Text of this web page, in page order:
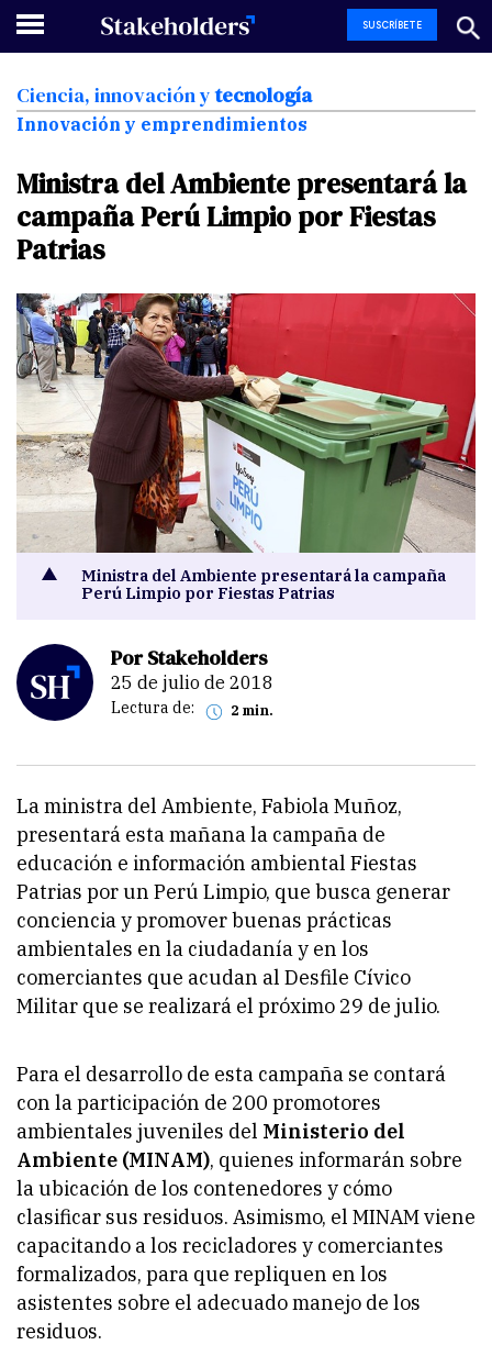
SUSCRÍBETE
Ciencia, innovacióny tecnología
Innovación y emprendimientos
Ministra delAmbiente presentarála
campañaPerúLimpio porFiestas
Patrias
Ministra del Ambiente presentará la campaña
Perú Limpio por Fiestas Patrias
Por Stakeholders
25 de julio de 2018
Lectura de: 2 min.
La ministra del Ambiente, Fabiola Muñoz,
presentará esta mañana la campaña de
educación e información ambiental Fiestas
Patrias por un Perú Limpio, que busca generar
conciencia y promover buenas prácticas
ambientales en la ciudadanía y en los
comerciantes que acudan al Desfile Cívico
Militar que se realizará el próximo 29 de julio.
Para el desarrollo de esta campaña se contará
con la participación de 200 promotores
ambientales juveniles del Ministerio del
Ambiente (MINAM), quienes informarán sobre
la ubicación de los contenedores y cómo
clasificar sus residuos. Asimismo, el MINAM viene
capacitando a los recicladores y comerciantes
formalizados, para que repliquen en los
asistentes sobre el adecuado manejo de los
residuos.